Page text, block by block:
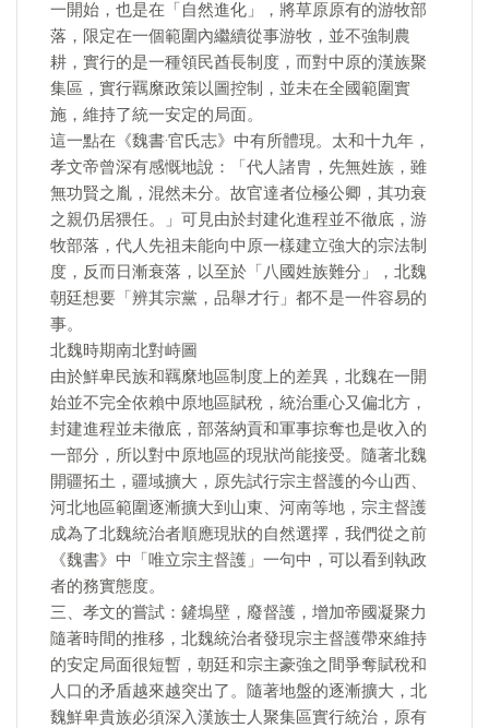
一開始，也是在「自然進化」，將草原原有的游牧部
落，限定在一個範圍內繼續從事游牧，並不強制農
耕，實行的是一種領民酋長制度，而對中原的漢族聚
集區，實行羈縻政策以圖控制，並未在全國範圍實
施，維持了統一安定的局面。
這一點在《魏書·官氏志》中有所體現。太和十九年，
孝文帝曾深有感慨地說：「代人諸胄，先無姓族，雖
無功賢之胤，混然未分。故官達者位極公卿，其功衰
之親仍居猥任。」可見由於封建化進程並不徹底，游
牧部落，代人先祖未能向中原一樣建立強大的宗法制
度，反而日漸衰落，以至於「八國姓族難分」，北魏
朝廷想要「辨其宗黨，品舉才行」都不是一件容易的
事。
北魏時期南北對峙圖
由於鮮卑民族和羈縻地區制度上的差異，北魏在一開
始並不完全依賴中原地區賦稅，統治重心又偏北方，
封建進程並未徹底，部落納貢和軍事掠奪也是收入的
一部分，所以對中原地區的現狀尚能接受。隨著北魏
開疆拓土，疆域擴大，原先試行宗主督護的今山西、
河北地區範圍逐漸擴大到山東、河南等地，宗主督護
成為了北魏統治者順應現狀的自然選擇，我們從之前
《魏書》中「唯立宗主督護」一句中，可以看到執政
者的務實態度。
三、孝文的嘗試：鏟塢壁，廢督護，增加帝國凝聚力
隨著時間的推移，北魏統治者發現宗主督護帶來維持
的安定局面很短暫，朝廷和宗主豪強之間爭奪賦稅和
人口的矛盾越來越突出了。隨著地盤的逐漸擴大，北
魏鮮卑貴族必須深入漢族士人聚集區實行統治，原有